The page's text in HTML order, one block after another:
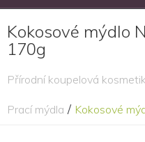
Kokosové mýdlo
170g
Přírodní koupelová
Prací mýdla / Kokosové